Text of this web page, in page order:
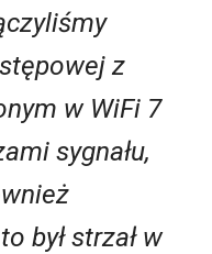
z
w WiFi 7
sygnału,
był strzał w